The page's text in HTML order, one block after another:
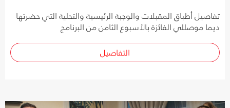
تفاصيل أطباق المقبلات والوجبة الرئيسية والتحلية التي حضرتها
ديما موصللي الفائزة بالأسبوع الثامن من البرنامج
التفاصيل